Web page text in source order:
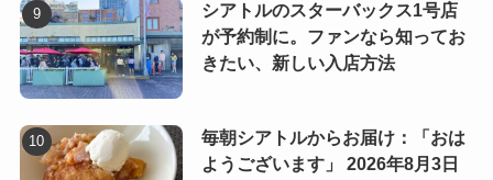
シアトルのスターバックス1号店
が予約制に。ファンなら知ってお
きたい、新しい入店方法
毎朝シアトルからお届け：「おは
ようございます」 2026年8月3日